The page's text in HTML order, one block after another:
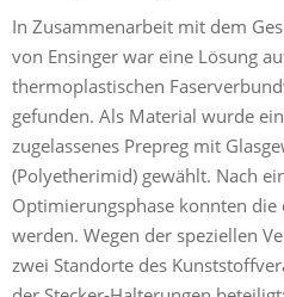
In Zusammenarbeit mit dem
von Ensinger war eine Lösung
thermoplastischen
gefunden. Als Material wurde
zugelassenes Prepreg mit
(Polyetherimid) gewählt. Nach
Optimierungsphase konnten die
werden. Wegen der speziellen
zwei Standorte des